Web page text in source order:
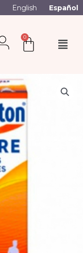
English Español
0